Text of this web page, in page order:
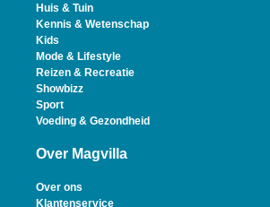
Huis & Tuin
Kennis & Wetenschap
Kids
Mode & Lifestyle
Reizen & Recreatie
Showbizz
Sport
Voeding & Gezondheid
Over Magvilla
Over ons
Klantenservice